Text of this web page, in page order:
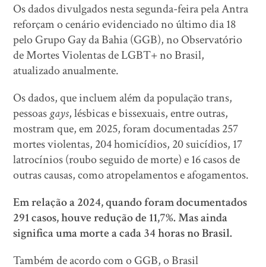
Os dados divulgados nesta segunda-feira pela Antra
reforçam o cenário evidenciado no último dia 18
pelo Grupo Gay da Bahia (GGB), no Observatório
de Mortes Violentas de LGBT+ no Brasil,
atualizado anualmente.
Os dados, que incluem além da população trans,
pessoasgays, lésbicas e bissexuais, entre outras,
mostram que, em 2025, foram documentadas 257
mortes violentas, 204 homicídios, 20 suicídios, 17
latrocínios (roubo seguido de morte) e 16 casos de
outras causas, como atropelamentos e afogamentos.
Em relação a 2024, quando foram documentados
291 casos, houve redução de 11,7%. Mas ainda
significa uma morte a cada 34 horas no Brasil.
Também de acordo com o GGB, o Brasil